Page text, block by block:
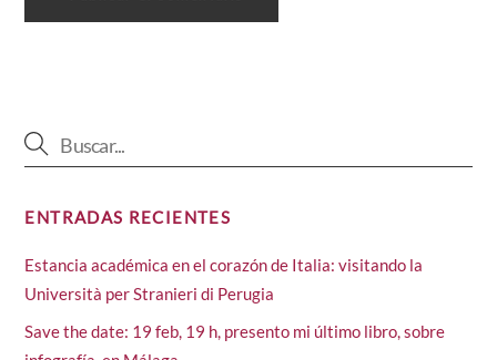
ENTRADAS RECIENTES
Estancia académica en el corazón de Italia: visitando la
Università per Stranieri di Perugia
Save the date: 19 feb, 19 h, presento mi último libro, sobre